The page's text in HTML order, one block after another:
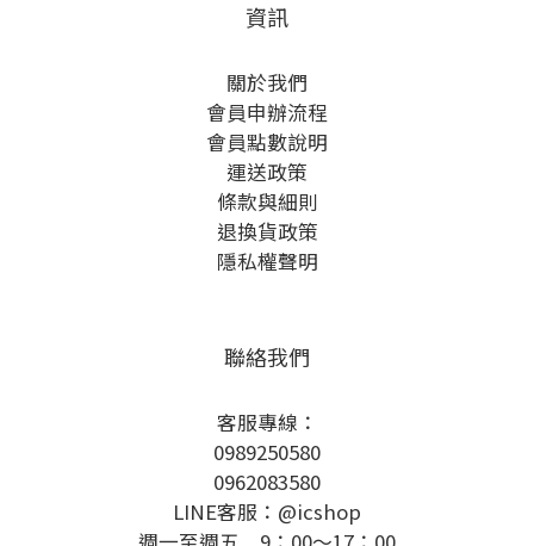
資訊
關於我們
會員申辦流程
會員點數說明
運送政策
條款與細則
退換貨政策
隱私權聲明
聯絡我們
客服專線：
0989250580
0962083580
LINE客服：@icshop